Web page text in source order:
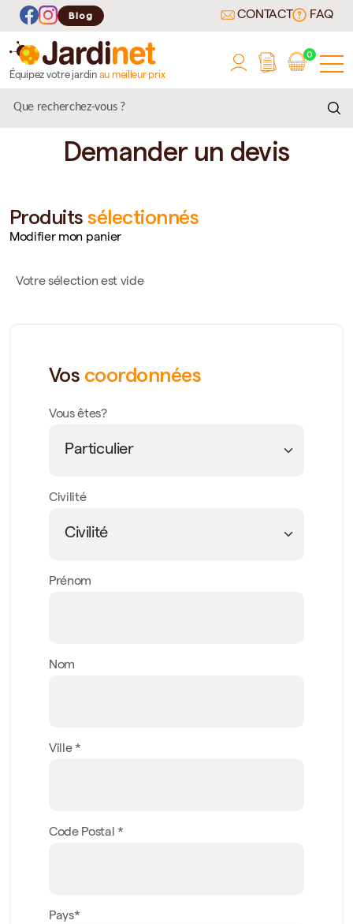
Blog CONTACT FAQ
Équipez votre jardin au meilleur prix
0
Demander un devis
Produitssélectionnés
Modifier mon panier
Votre sélection est vide
Vos coordonnées
Vous êtes?
Civilité
Prénom
Nom
Ville *
Code Postal *
Pays*